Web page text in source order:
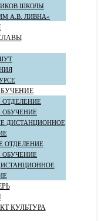
ШКОЛЫ
А.В. ЛИВНА»
ОБУЧЕНИЕ
ДИСТАНЦИОННОЕ
ОТДЕЛЕНИЕ
ОБУЧЕНИЕ
КУЛЬТУРА